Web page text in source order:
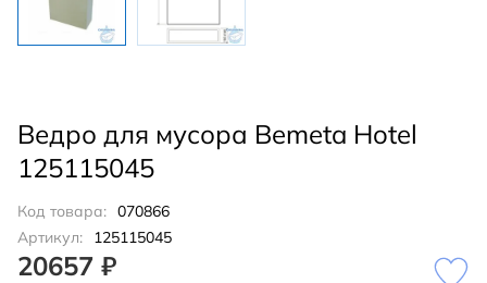
Ведро для мусора Bemeta Hotel
125115045
Код товара: 070866
Артикул:
125115045
20657 ₽